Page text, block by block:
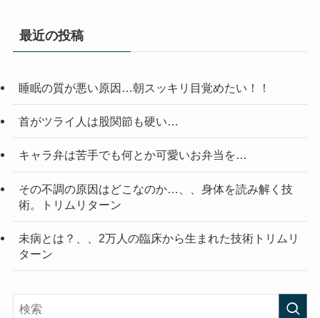
最近の投稿
睡眠の質が悪い原因…朝スッキリ目覚めたい！！
首がツライ人は股関節も硬い…
キャラ弁は苦手でも何とか可愛いお弁当を…
その不調の原因はどこなのか…、、身体を読み解く技
術。トリムリターン
未病とは？、、2万人の臨床から生まれた技術トリムリ
ターン